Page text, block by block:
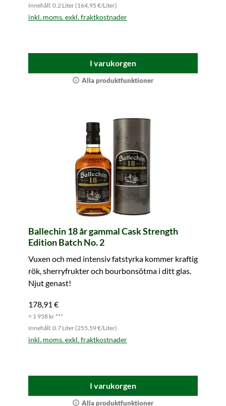
Innehåll: 0.2 Liter (164,95 €/Liter)
inkl. moms. exkl. fraktkostnader
I varukorgen
Alla produktfunktioner
Ballechin 18 år gammal Cask Strength
Edition Batch No. 2
Vuxen och med intensiv fatstyrka kommer kraftig
rök, sherryfrukter och bourbonsötma i ditt glas.
Njut genast!
178,91 €
≈ 1 958 kr ***
Innehåll: 0.7 Liter (255,59 €/Liter)
inkl. moms. exkl. fraktkostnader
I varukorgen
Alla produktfunktioner